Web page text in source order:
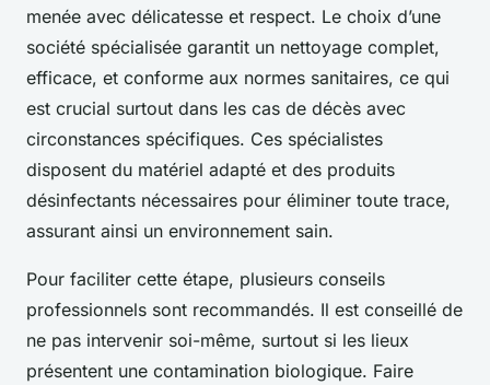
menée avec délicatesse et respect. Le choix d’une
société spécialisée garantit un nettoyage complet,
efficace, et conforme aux normes sanitaires, ce qui
est crucial surtout dans les cas de décès avec
circonstances spécifiques. Ces spécialistes
disposent du matériel adapté et des produits
désinfectants nécessaires pour éliminer toute trace,
assurant ainsi un environnement sain.
Pour faciliter cette étape, plusieurs conseils
professionnels sont recommandés. Il est conseillé de
ne pas intervenir soi-même, surtout si les lieux
présentent une contamination biologique. Faire